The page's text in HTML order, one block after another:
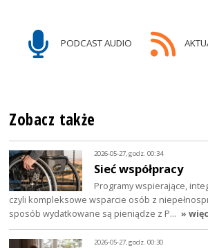
PODCAST AUDIO
Zobacz także
2026-05-27, godz. 00:34
Sieć współpracy
Programy wspierające,
czyli kompleksowe wsparcie osób z
sposób wydatkowane są pieniądze z P… »
2026-05-27, godz. 00:30